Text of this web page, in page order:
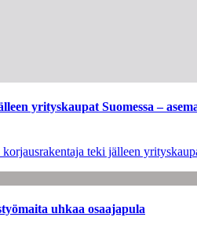
yrityskaupat Suomessa –
teki jälleen
uhkaa osaajapula